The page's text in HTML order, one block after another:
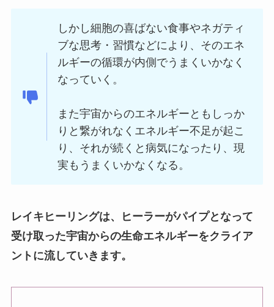
しかし細胞の喜ばない食事やネガティ
ブな思考・習慣などにより、そのエネ
ルギーの循環が内側でうまくいかなく
なっていく。
また宇宙からのエネルギーともしっか
りと繋がれなくエネルギー不足が起こ
り、それが続くと病気になったり、現
実もうまくいかなくなる。
レイキヒーリングは、ヒーラーがパイプとなって
受け取った宇宙からの生命エネルギーをクライア
ントに流していきます。